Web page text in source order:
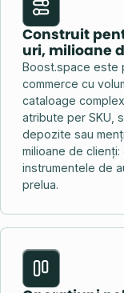
Construit
uri, milioane
Boost.space este
commerce cu
cataloage
atribute per SKU,
depozite sau
milioane de
instrumentele de
prelua.